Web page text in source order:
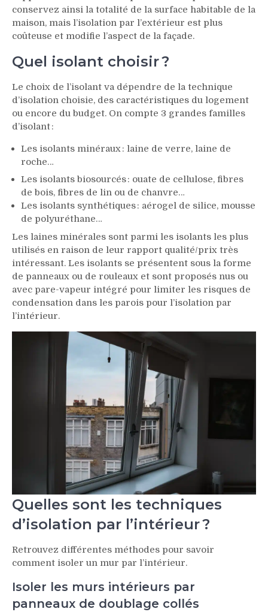
conservez ainsi la totalité de la surface habitable de la
maison, mais l’isolation par l’extérieur est plus
coûteuse et modifie l’aspect de la façade.
Quel isolant choisir ?
Le choix de l’isolant va dépendre de la technique
d’isolation choisie, des caractéristiques du logement
ou encore du budget. On compte 3 grandes familles
d’isolant :
Les isolants minéraux : laine de verre, laine de
roche…
Les isolants biosourcés : ouate de cellulose, fibres
de bois, fibres de lin ou de chanvre…
Les isolants synthétiques : aérogel de silice, mousse
de polyuréthane…
Les laines minérales sont parmi les isolants les plus
utilisés en raison de leur rapport qualité/prix très
intéressant. Les isolants se présentent sous la forme
de panneaux ou de rouleaux et sont proposés nus ou
avec pare-vapeur intégré pour limiter les risques de
condensation dans les parois pour l’isolation par
l’intérieur.
Quelles sont les techniques
d’isolation par l’intérieur ?
Retrouvez différentes méthodes pour savoir
comment isoler un mur par l’intérieur.
Isoler les murs intérieurs par
panneaux de doublage collés